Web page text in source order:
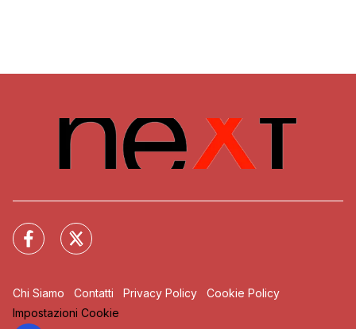
Chi Siamo Contatti Privacy Policy
Cookie Policy
Impostazioni Cookie